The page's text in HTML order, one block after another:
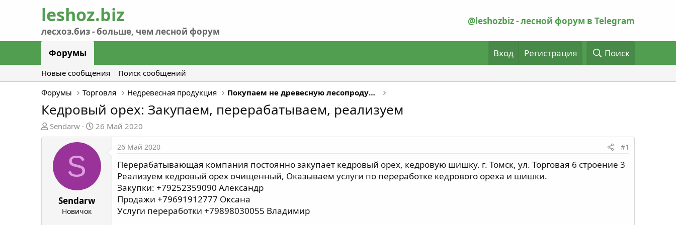
@leshozbiz - лесной форум в Telegram
Форумы Вход Регистрация Поиск
Новые сообщения
Поиск сообщений
Форумы
Торговля Недревесная продукция Покупаем не древесную лесопродукцию
Кедровый орех: Закупаем, перерабатываем, реализуем
А
в
о
р
Sendarw
Д
а
а
а
а
26 Май 2020
S
Sendarw
Новичок
26 Май 2020 #1
Перерабатывающая компания постоянно закупает кедровый орех, кедровую шишку. г. Томск, ул. Торговая 6 строение 3
Реализуем кедровый орех очищенный, Оказываем услуги по переработке кедрового ореха и шишки.
Закупки: +79252359090 Александр
Продажи +79691912777 Оксана
Услуги переработки +79898030055 Владимир